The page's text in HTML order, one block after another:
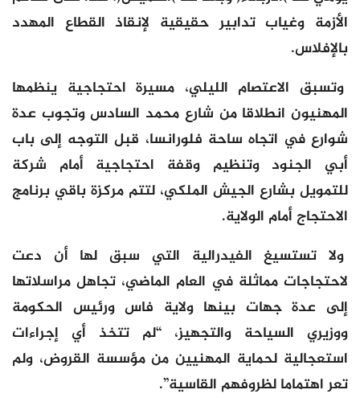
الأزمة وغياب تدابير حقيقية لإنقاذ القطاع المهدد
بالإفلاس.
وتسبق الاعتصام الليلي، مسيرة احتجاجية ينظمها
المهنيون انطلاقا من شارع محمد السادس وتجوب عدة
شوارع في اتجاه ساحة فلورانسا، قبل التوجه إلى باب
أبي الجنود وتنظيم وقفة احتجاجية أمام شركة
للتمويل بشارع الجيش الملكي، لتتم مركزة باقي برنامج
الاحتجاج أمام الولاية.
ولا تستسيغ الفيدرالية التي سبق لها أن دعت
لاحتجاجات مماثلة في العام الماضي، تجاهل مراسلاتها
إلى عدة جهات بينها ولاية فاس ورئيس الحكومة
ووزيري السياحة والتجهيز، “لم تتخذ أي إجراءات
استعجالية لحماية المهنيين من مؤسسة القروض، ولم
تعر اهتماما لظروفهم القاسية”.